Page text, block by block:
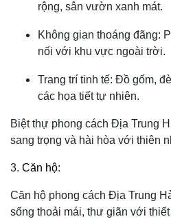
rộng, sân vườn xanh mát.
Không gian thoáng đãng:
nối với khu vực ngoài trời.
Trang trí tinh tế: Đồ gốm,
các họa tiết tự nhiên.
Biệt thự phong cách Địa Trung
sang trọng và hài hòa với thiên
3. Căn hộ:
Căn hộ phong cách Địa Trung
sống thoải mái, thư giãn với